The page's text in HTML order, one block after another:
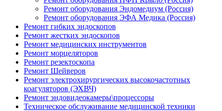
Ремонт оборудования Эндомедиум (Россия)
Ремонт оборудования ЭФА Медика (Россия)
Ремонт гибких эндоскопов
Ремонт жестких эндоскопов
Ремонт медицинских инструментов
Ремонт морцеляторов
Ремонт резектоскопа
Ремонт Шейверов
Ремонт электрохирургических высокочастотных
коагуляторов (ЭХВЧ)
Ремонт эндовидеокамеры\процессоры
Техническое обслуживание медицинской техники